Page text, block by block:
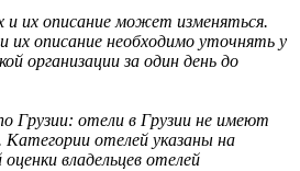
их описание может изменяться.
описание необходимо уточнять у
организации за один день до
Грузии: отели в Грузии не имеют
Категории отелей указаны на
владельцев отелей